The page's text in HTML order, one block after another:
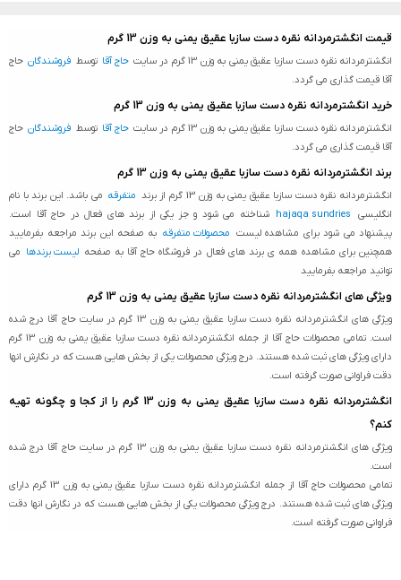
قیمت انگشترمردانه نقره دست سازبا عقیق یمنی به وزن 13 گرم
انگشترمردانه نقره دست سازبا عقیق یمنی به وزن 13 گرم در سایت حاج آقا توسط فروشندگان حاج
آقا قیمت گذاری می گردد.
خرید انگشترمردانه نقره دست سازبا عقیق یمنی به وزن 13 گرم
انگشترمردانه نقره دست سازبا عقیق یمنی به وزن 13 گرم در سایت حاج آقا توسط فروشندگان حاج
آقا قیمت گذاری می گردد.
برند انگشترمردانه نقره دست سازبا عقیق یمنی به وزن 13 گرم
انگشترمردانه نقره دست سازبا عقیق یمنی به وزن 13 گرم از برند متفرقه می باشد. این برند با نام
انگلیسی
hajaqa sundries شناخته می شود و جز یکی از برند های فعال در حاج آقا است.
پیشنهاد می شود برای مشاهده لیست محصولات متفرقه به صفحه این برند مراجعه بفرمایید
همچنین برای مشاهده همه ی برند های فعال در فروشگاه حاج آقا به صفحه لیست برندها می
توانید مراجعه بفرمایید
ویژگی های انگشترمردانه نقره دست سازبا عقیق یمنی به وزن 13 گرم
ویژگی های انگشترمردانه نقره دست سازبا عقیق یمنی به وزن 13 گرم در سایت حاج آقا درج شده
است. تمامی محصولات حاج آقا از جمله انگشترمردانه نقره دست سازبا عقیق یمنی به وزن 13 گرم
دارای ویژگی های ثبت شده هستند. درج ویژگی محصولات یکی از بخش هایی هست که در نگارش انها
دقت فراوانی صورت گرفته است.
انگشترمردانه نقره دست سازبا عقیق یمنی به وزن 13 گرم را از کجا و چگونه تهیه
کنم؟
ویژگی های انگشترمردانه نقره دست سازبا عقیق یمنی به وزن 13 گرم در سایت حاج آقا درج شده
است.
تمامی محصولات حاج آقا از جمله انگشترمردانه نقره دست سازبا عقیق یمنی به وزن 13 گرم دارای
ویژگی های ثبت شده هستند. درج ویژگی محصولات یکی از بخش هایی هست که در نگارش انها دقت
فراوانی صورت گرفته است.